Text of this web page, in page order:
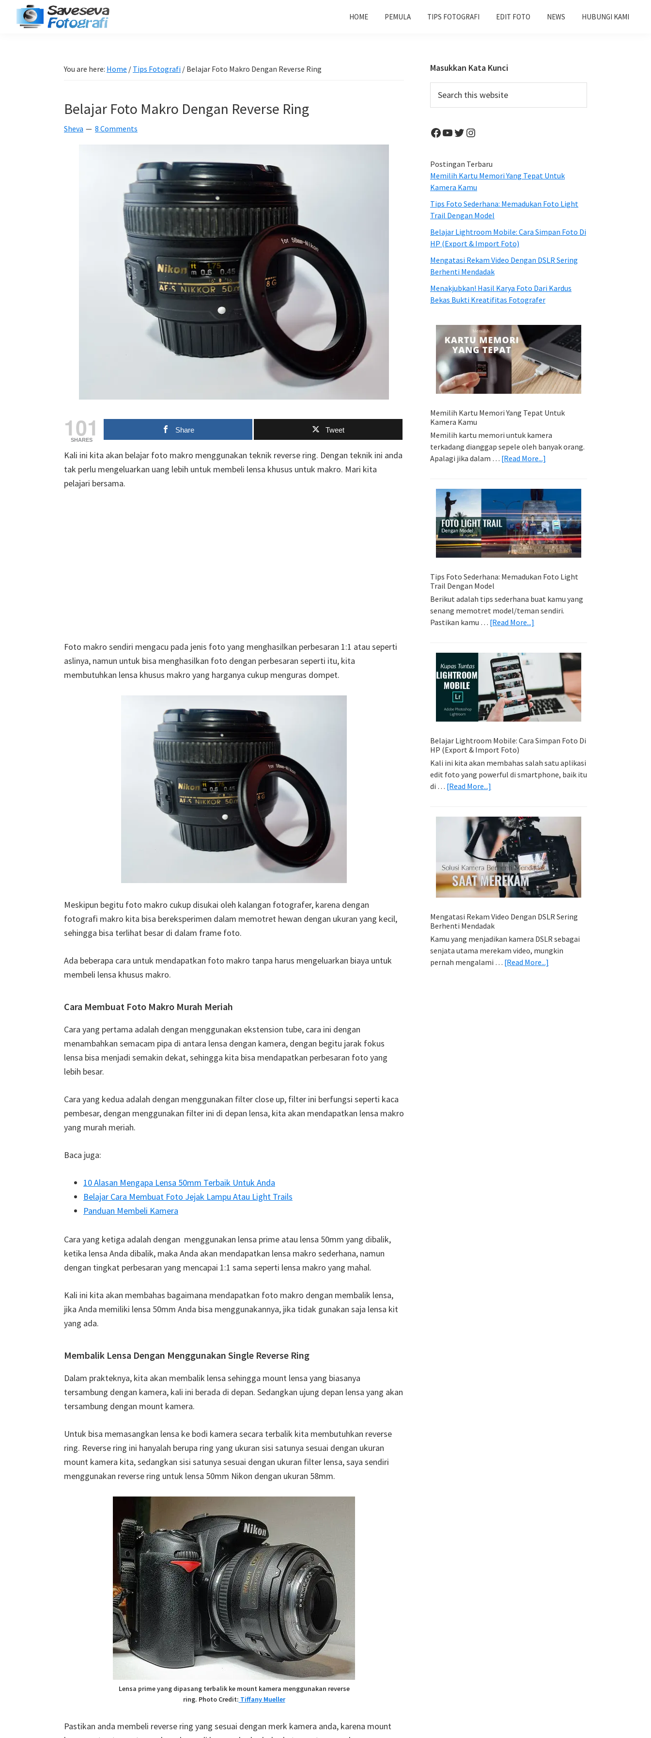
HOME PEMULA TIPS FOTOGRAFI EDIT FOTO NEWS HUBUNGI KAMI
You are here: Home / Tips Fotografi / Belajar Foto Makro Dengan Reverse Ring
Belajar Foto Makro Dengan Reverse Ring
Sheva 8 Comments
101
SHARES
Share Tweet
Kali ini kita akan belajar foto makro menggunakan teknik reverse ring. Dengan teknik ini anda
tak perlu mengeluarkan uang lebih untuk membeli lensa khusus untuk makro. Mari kita
pelajari bersama.
Foto makro sendiri mengacu pada jenis foto yang menghasilkan perbesaran 1:1 atau seperti
aslinya, namun untuk bisa menghasilkan foto dengan perbesaran seperti itu, kita
membutuhkan lensa khusus makro yang harganya cukup menguras dompet.
Meskipun begitu foto makro cukup disukai oleh kalangan fotografer, karena dengan
fotografi makro kita bisa bereksperimen dalam memotret hewan dengan ukuran yang kecil,
sehingga bisa terlihat besar di dalam frame foto.
Ada beberapa cara untuk mendapatkan foto makro tanpa harus mengeluarkan biaya untuk
membeli lensa khusus makro.
Cara Membuat Foto Makro Murah Meriah
Cara yang pertama adalah dengan menggunakan ekstension tube, cara ini dengan
menambahkan semacam pipa di antara lensa dengan kamera, dengan begitu jarak fokus
lensa bisa menjadi semakin dekat, sehingga kita bisa mendapatkan perbesaran foto yang
lebih besar.
Cara yang kedua adalah dengan menggunakan filter close up, filter ini berfungsi seperti kaca
pembesar, dengan menggunakan filter ini di depan lensa, kita akan mendapatkan lensa makro
yang murah meriah.
Baca juga:
10 Alasan Mengapa Lensa 50mm Terbaik Untuk Anda
Belajar Cara Membuat Foto Jejak Lampu Atau Light Trails
Panduan Membeli Kamera
Cara yang ketiga adalah dengan menggunakan lensa prime atau lensa 50mm yang dibalik,
ketika lensa Anda dibalik, maka Anda akan mendapatkan lensa makro sederhana, namun
dengan tingkat perbesaran yang mencapai 1:1 sama seperti lensa makro yang mahal.
Kali ini kita akan membahas bagaimana mendapatkan foto makro dengan membalik lensa,
jika Anda memiliki lensa 50mm Anda bisa menggunakannya, jika tidak gunakan saja lensa kit
yang ada.
Membalik Lensa Dengan Menggunakan Single Reverse Ring
Dalam prakteknya, kita akan membalik lensa sehingga mount lensa yang biasanya
tersambung dengan kamera, kali ini berada di depan. Sedangkan ujung depan lensa yang akan
tersambung dengan mount kamera.
Untuk bisa memasangkan lensa ke bodi kamera secara terbalik kita membutuhkan reverse
ring. Reverse ring ini hanyalah berupa ring yang ukuran sisi satunya sesuai dengan ukuran
mount kamera kita, sedangkan sisi satunya sesuai dengan ukuran filter lensa, saya sendiri
menggunakan reverse ring untuk lensa 50mm Nikon dengan ukuran 58mm.
Lensa prime yang dipasang terbalik ke mount kamera menggunakan reverse
ring. Photo Credit: Tiffany Mueller
Pastikan anda membeli reverse ring yang sesuai dengan merk kamera anda, karena mount
Primary
Sidebar
Masukkan Kata Kunci
this
Facebook
YouTube
Twitter
Instagram
Postingan Terbaru
Memilih Kartu Memori Yang Tepat Untuk
Kamera Kamu
Tips Foto Sederhana: Memadukan Foto Light
Trail Dengan Model
Belajar Lightroom Mobile: Cara Simpan Foto Di
HP (Export & Import Foto)
Mengatasi Rekam Video Dengan DSLR Sering
Berhenti Mendadak
Menakjubkan! Hasil Karya Foto Dari Kardus
Bekas Bukti Kreatifitas Fotografer
Memilih Kartu Memori Yang Tepat Untuk
Kamera Kamu
Memilih kartu memori untuk kamera
terkadang dianggap sepele oleh banyak orang.
Apalagi jika dalam … [Read More...]
Yang
Tepat
Untuk
Kamera
Kamu
Tips Foto Sederhana: Memadukan Foto Light
Trail Dengan Model
Berikut adalah tips sederhana buat kamu yang
senang memotret model/teman sendiri.
Pastikan kamu … [Read More...]
Sederhana:
Memadukan
Light
Trail
Dengan
Belajar Lightroom Mobile: Cara Simpan Foto Di
HP (Export & Import Foto)
Kali ini kita akan membahas salah satu aplikasi
edit foto yang powerful di smartphone, baik itu
di … [Read More...]
Mobile:
Cara
Simpan
Foto
Di
HP
(Export
Import
Foto)
Mengatasi Rekam Video Dengan DSLR Sering
Berhenti Mendadak
Kamu yang menjadikan kamera DSLR sebagai
senjata utama merekam video, mungkin
pernah mengalami … [Read More...]